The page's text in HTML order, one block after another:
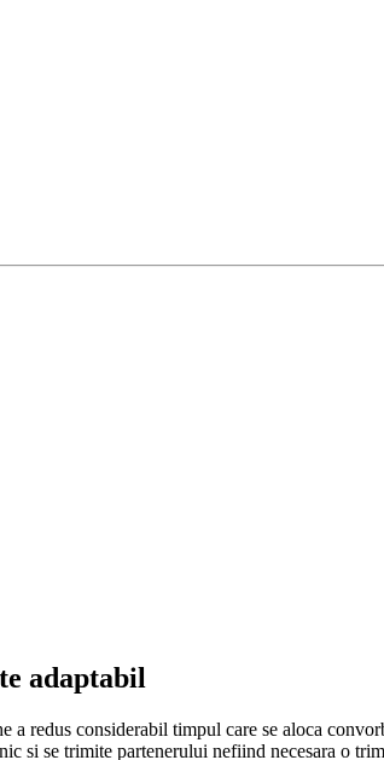
adaptabil
a redus considerabil timpul care se aloca
si se trimite partenerului nefiind necesara o